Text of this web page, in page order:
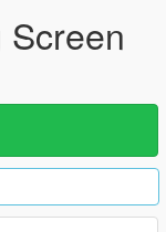
Screen